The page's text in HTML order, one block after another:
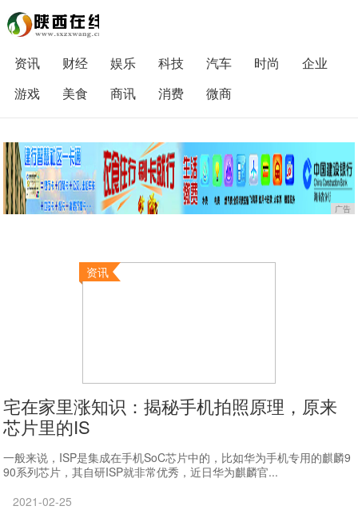
资讯 财经 娱乐 科技 汽车 时尚
企业
游戏
美食 商讯 消费 微商
广告
资讯
宅在家里涨知识：揭秘手机拍照原理，原来
芯片里的IS
一般来说，ISP是集成在手机SoC芯片中的，比如华为手机专用的麒麟9
90系列芯片，其自研ISP就非常优秀，近日华为麒麟官...
2021-02-25